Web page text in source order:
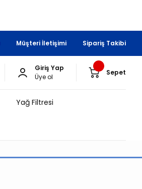
Müşteri İletişimi Sipariş Takibi
Giriş Yap
Üye ol
Sepet
Yağ Filtresi